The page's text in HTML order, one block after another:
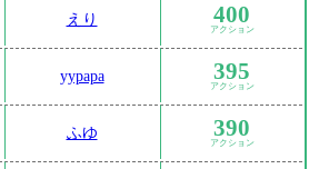
えり 400
アクション
yypapa 395
アクション
ふゆ 390
アクション